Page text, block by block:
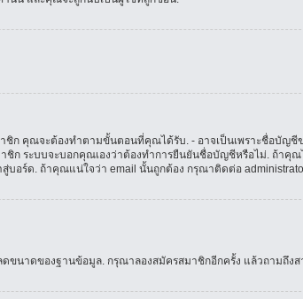
ชิก คุณจะต้องทำตามขั้นตอนที่คุณได้รับ. - อาจเป็นเพราะชื่อบัญชี
ก ระบบจะบอกคุณเองว่าต้องทำการยืนยันชื่อบัญชีหรือไม่. ถ้าคุณ
อร์ด. ถ้าคุณแน่ใจว่า email นั้นถูกต้อง กรุณาติดต่อ
ขนาดของฐานข้อมูล. กรุณาลองสมัครสมาชิกอีกครั้ง แล้วถามถึงส